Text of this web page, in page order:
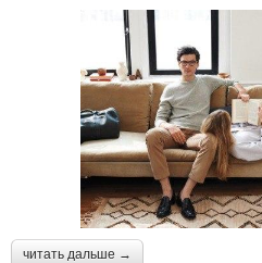
читать дальше →